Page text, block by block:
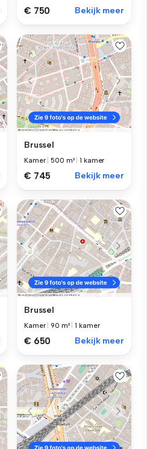
€ 750 Bekijk meer
Brussel
Kamer |500 m² |1 kamer
€ 745 Bekijk meer
Brussel
Kamer |90 m² |1 kamer
€ 650 Bekijk meer